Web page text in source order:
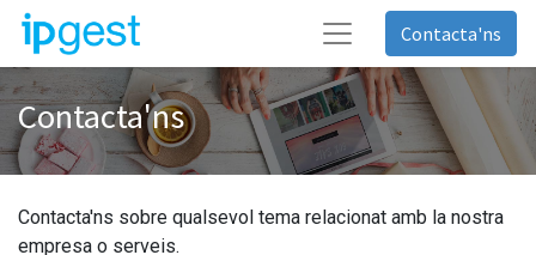
Contacta'ns
Contacta'ns
Contacta'ns sobre qualsevol tema relacionat amb la nostra
empresa o serveis.